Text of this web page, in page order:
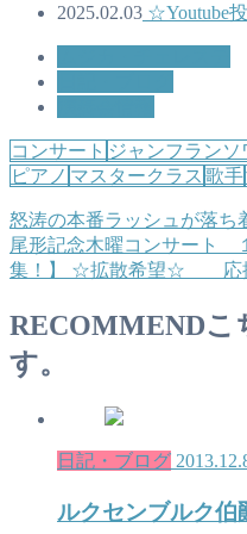
2025.02.03 ☆Youtube
コンサート ジャンフラン
ピアノ マスタークラス 歌手
怒涛の本番ラッシュが落
尾形記念木曜コンサート
集！】 ☆拡散希望☆ 応援
RECOMMENDこ
す。
日記・ブログ
ルクセンブルク伯